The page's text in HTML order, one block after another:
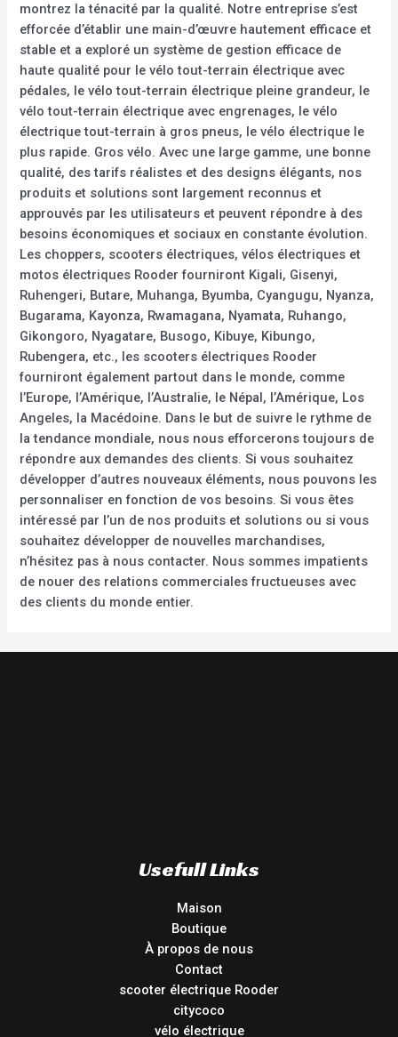
montrez la ténacité par la qualité. Notre entreprise s’est
efforcée d’établir une main-d’œuvre hautement efficace et
stable et a exploré un système de gestion efficace de
haute qualité pour le vélo tout-terrain électrique avec
pédales, le vélo tout-terrain électrique pleine grandeur, le
vélo tout-terrain électrique avec engrenages, le vélo
électrique tout-terrain à gros pneus, le vélo électrique le
plus rapide. Gros vélo. Avec une large gamme, une bonne
qualité, des tarifs réalistes et des designs élégants, nos
produits et solutions sont largement reconnus et
approuvés par les utilisateurs et peuvent répondre à des
besoins économiques et sociaux en constante évolution.
Les choppers, scooters électriques, vélos électriques et
motos électriques Rooder fourniront Kigali, Gisenyi,
Ruhengeri, Butare, Muhanga, Byumba, Cyangugu, Nyanza,
Bugarama, Kayonza, Rwamagana, Nyamata, Ruhango,
Gikongoro, Nyagatare, Busogo, Kibuye, Kibungo,
Rubengera, etc., les scooters électriques Rooder
fourniront également partout dans le monde, comme
l’Europe, l’Amérique, l’Australie, le Népal, l’Amérique, Los
Angeles, la Macédoine. Dans le but de suivre le rythme de
la tendance mondiale, nous nous efforcerons toujours de
répondre aux demandes des clients. Si vous souhaitez
développer d’autres nouveaux éléments, nous pouvons les
personnaliser en fonction de vos besoins. Si vous êtes
intéressé par l’un de nos produits et solutions ou si vous
souhaitez développer de nouvelles marchandises,
n’hésitez pas à nous contacter. Nous sommes impatients
de nouer des relations commerciales fructueuses avec
des clients du monde entier.
Usefull Links
Maison
Boutique
À propos de nous
Contact
scooter électrique Rooder
citycoco
vélo électrique